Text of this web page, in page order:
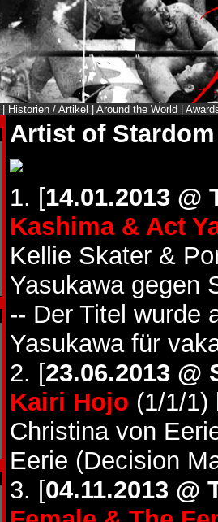
Historien / Artikel Around the World
Artist of
1. [14.01.2013
Kashima & Act
Kellie Skater &
Yasukawa gegen
-- Der Titel wurde
Yasukawa für
2. [23.06.2013 @
Kairi Hojo (1/1/1)
Christina von
Eerie (Decision
3. [04.11.2013 @